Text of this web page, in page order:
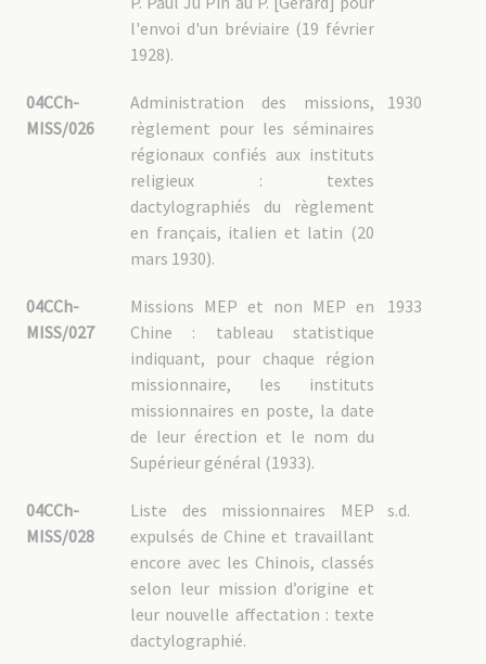
l'envoi d'un bréviaire (19 février
1928).
04CCh-
MISS/026
1930
Administration des missions,
règlement pour les séminaires
régionaux confiés aux instituts
religieux : textes
dactylographiés du règlement
en français, italien et latin (20
mars 1930).
04CCh-
MISS/027
1933
Missions MEP et non MEP en
Chine : tableau statistique
indiquant, pour chaque région
missionnaire, les instituts
missionnaires en poste, la date
de leur érection et le nom du
Supérieur général (1933).
04CCh-
MISS/028
s.d.
Liste des missionnaires MEP
expulsés de Chine et travaillant
encore avec les Chinois, classés
selon leur mission d’origine et
leur nouvelle affectation : texte
dactylographié.